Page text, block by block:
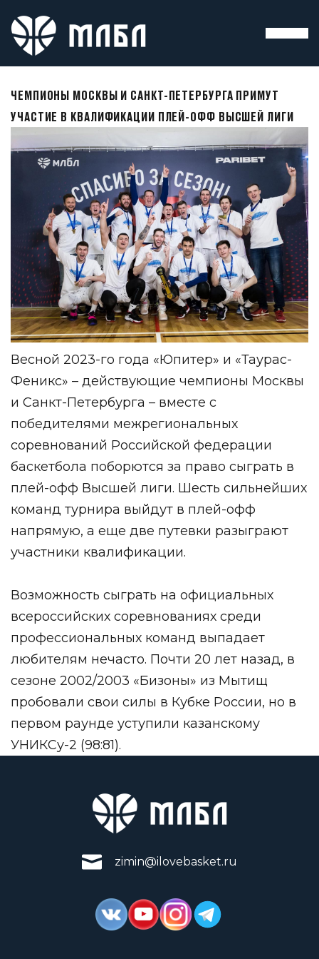
ЧЕМПИОНЫ МОСКВЫ И САНКТ-ПЕТЕРБУРГА ПРИМУТ
УЧАСТИЕ В КВАЛИФИКАЦИИ ПЛЕЙ-ОФФ ВЫСШЕЙ ЛИГИ
Весной 2023-го года «Юпитер» и «Таурас-
Феникс» – действующие чемпионы Москвы
и Санкт-Петербурга – вместе с
победителями межрегиональных
соревнований Российской федерации
баскетбола поборются за право сыграть в
плей-офф Высшей лиги. Шесть сильнейших
команд турнира выйдут в плей-офф
напрямую, а еще две путевки разыграют
участники квалификации.
Возможность сыграть на официальных
всероссийских соревнованиях среди
профессиональных команд выпадает
любителям нечасто. Почти 20 лет назад, в
сезоне 2002/2003 «Бизоны» из Мытищ
пробовали свои силы в Кубке России, но в
первом раунде уступили казанскому
УНИКСу-2 (98:81).
zimin@ilovebasket.ru